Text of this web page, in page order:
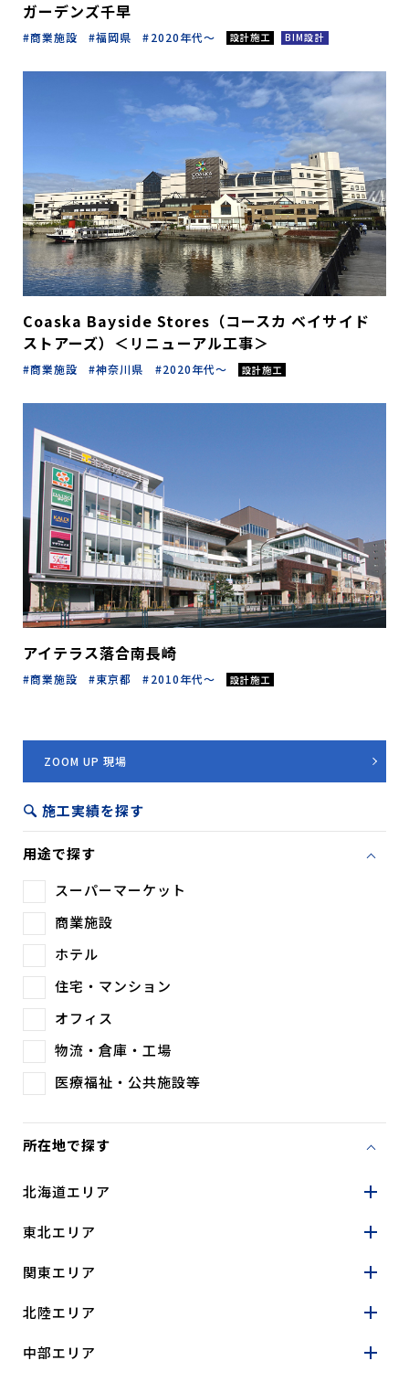
ガーデンズ千早
商業施設 福岡県 2020年代～ 設計施工 BIM設計
Coaska Bayside Stores（コースカ ベイサイド
ストアーズ）＜リニューアル工事＞
商業施設 神奈川県 2020年代～ 設計施工
アイテラス落合南長崎
商業施設 東京都 2010年代～ 設計施工
ZOOM UP 現場
施工実績を探す
用途で探す
スーパーマーケット
商業施設
ホテル
住宅・マンション
オフィス
物流・倉庫・工場
医療福祉・公共施設等
所在地で探す
北海道エリア
東北エリア
関東エリア
北陸エリア
中部エリア